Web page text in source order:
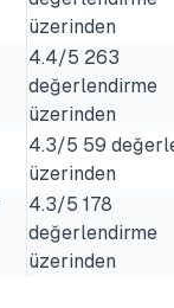
üzerinden
4.4/5 263
değerlendirme
üzerinden
4.3/5 59
üzerinden
4.3/5 178
değerlendirme
üzerinden